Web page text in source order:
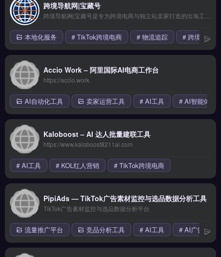
跨境导航网|宝藏号
本地化服务 # TikTok跨境电商 # 物流追踪 # 跨境导航
Accio Work – 阿里国际AI电商工作台
https://accio.work
AI自动化工具 卖家运营工具 # AI工具 # AI智能体
Kaloboost – AI 达人批量建联工具
https://www.kaloboost8211ai.com
# AI工具 # KOL红人营销 # TikTok跨境电商
PipiAds — TikTok广告素材监控与选品数据分析工具
TikTok广告素材监控与选品数据分析平台
流量推广平台 竞品分析工具 # AI工具 # AI广告